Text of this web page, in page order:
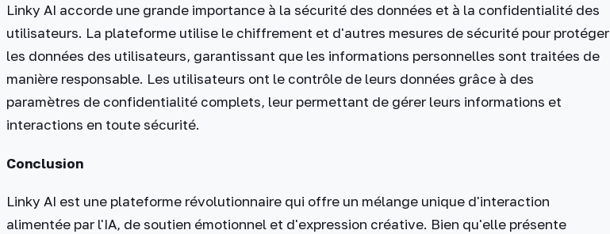
Linky AI accorde une grande importance à la sécurité des données et à la confidentialité des
utilisateurs. La plateforme utilise le chiffrement et d'autres mesures de sécurité pour protéger
les données des utilisateurs, garantissant que les informations personnelles sont traitées de
manière responsable. Les utilisateurs ont le contrôle de leurs données grâce à des
paramètres de confidentialité complets, leur permettant de gérer leurs informations et
interactions en toute sécurité.
Conclusion
Linky AI est une plateforme révolutionnaire qui offre un mélange unique d'interaction
alimentée par l'IA, de soutien émotionnel et d'expression créative. Bien qu'elle présente